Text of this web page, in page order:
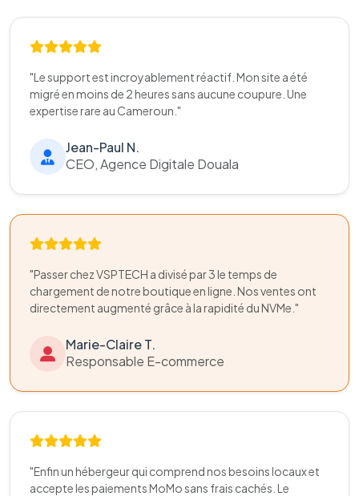
"Le support est incroyablement réactif. Mon site a été
migré en moins de 2 heures sans aucune coupure. Une
expertise rare au Cameroun."
Jean-Paul N.
CEO, Agence Digitale Douala
"Passer chez VSPTECH a divisé par 3 le temps de
chargement de notre boutique en ligne. Nos ventes ont
directement augmenté grâce à la rapidité du NVMe."
Marie-Claire T.
Responsable E-commerce
"Enfin un hébergeur qui comprend nos besoins locaux et
accepte les paiements MoMo sans frais cachés. Le